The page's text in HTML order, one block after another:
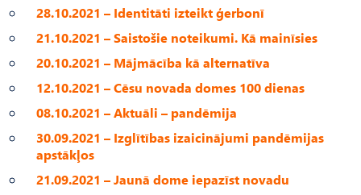
28.10.2021 – Identitāti izteikt ģerbonī
21.10.2021 – Saistošie noteikumi. Kā mainīsies
20.10.2021 – Mājmācība kā alternatīva
12.10.2021 – Cēsu novada domes 100 dienas
08.10.2021 – Aktuāli – pandēmija
30.09.2021 – Izglītības izaicinājumi pandēmijas
apstākļos
21.09.2021 – Jaunā dome iepazīst novadu